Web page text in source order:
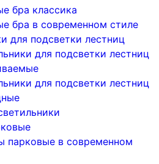
бра классика
бра в современном стиле
для подсветки лестниц
для подсветки лестниц
для подсветки лестниц
парковые в современном